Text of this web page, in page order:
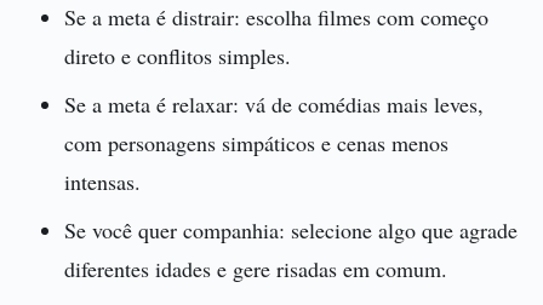
Se a meta é distrair: escolha filmes com começo
direto e conflitos simples.
Se a meta é relaxar: vá de comédias mais leves,
com personagens simpáticos e cenas menos
intensas.
Se você quer companhia: selecione algo que agrade
diferentes idades e gere risadas em comum.